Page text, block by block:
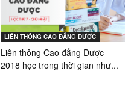
LIÊN THÔNG CAO ĐẲNG DƯỢC
Liên thông Cao đẳng Dược
2018 học trong thời gian như...